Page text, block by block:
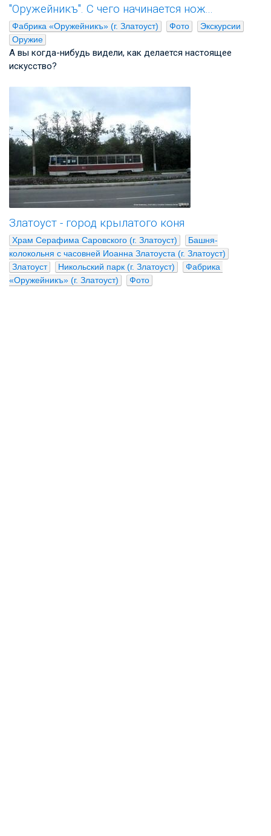
"Оружейникъ". С чего начинается нож...
Фабрика «Оружейникъ» (г. Златоуст) Фото
Экскурсии
Оружие
А вы когда-нибудь видели, как делается настоящее
искусство?
Златоуст - город крылатого коня
Храм Серафима Саровского (г. Златоуст)
Башня-
колокольня с часовней Иоанна Златоуста (г. Златоуст)
Златоуст
Никольский парк (г. Златоуст)
Фабрика
«Оружейникъ» (г. Златоуст)
Фото